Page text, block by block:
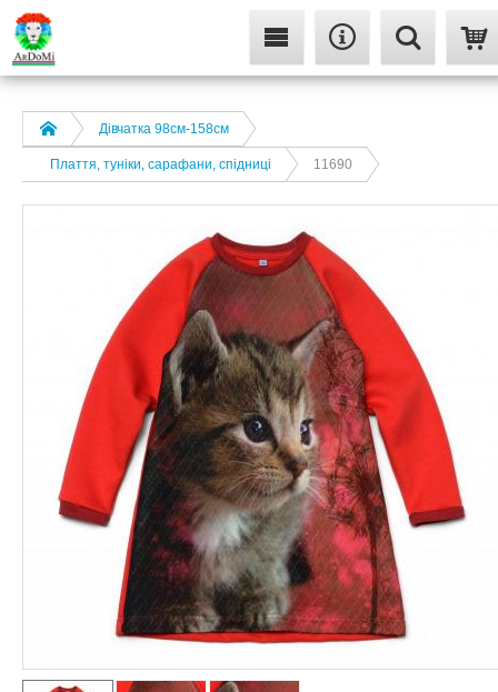
Дівчатка 98cм-158см
Плаття, туніки, сарафани, спідниці 11690